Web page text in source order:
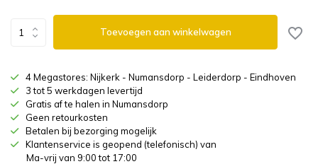
Toevoegen aan winkelwagen
4 Megastores: Nijkerk - Numansdorp - Leiderdorp - Eindhoven
3 tot 5 werkdagen levertijd
Gratis af te halen in Numansdorp
Geen retourkosten
Betalen bij bezorging mogelijk
Klantenservice is geopend (telefonisch) van
Ma-vrij van 9:00 tot 17:00